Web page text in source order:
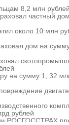
8,2 млн
частный
около 10 млн
дом на
на сумму 1, 32
рублей
РОСГОССТРАХ